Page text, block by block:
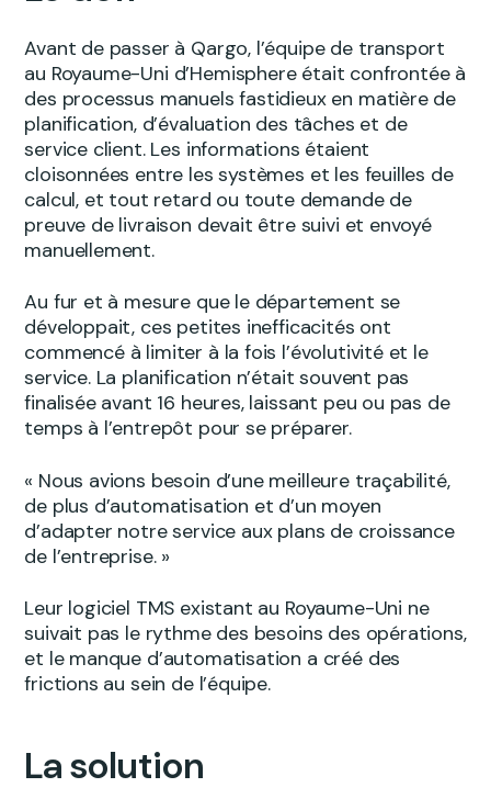
Avant de passer à Qargo, l’équipe de transport
au Royaume-Uni d’Hemisphere était confrontée à
des processus manuels fastidieux en matière de
planification, d’évaluation des tâches et de
service client. Les informations étaient
cloisonnées entre les systèmes et les feuilles de
calcul, et tout retard ou toute demande de
preuve de livraison devait être suivi et envoyé
manuellement.
Au fur et à mesure que le département se
développait, ces petites inefficacités ont
commencé à limiter à la fois l’évolutivité et le
service. La planification n’était souvent pas
finalisée avant 16 heures, laissant peu ou pas de
temps à l’entrepôt pour se préparer.
« Nous avions besoin d’une meilleure traçabilité,
de plus d’automatisation et d’un moyen
d’adapter notre service aux plans de croissance
de l’entreprise. »
Leur logiciel TMS existant au Royaume-Uni ne
suivait pas le rythme des besoins des opérations,
et le manque d’automatisation a créé des
frictions au sein de l’équipe.
La solution